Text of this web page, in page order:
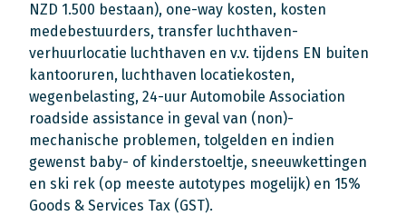
NZD 1.500 bestaan), one-way kosten, kosten
medebestuurders, transfer luchthaven-
verhuurlocatie luchthaven en v.v. tijdens EN buiten
kantooruren, luchthaven locatiekosten,
wegenbelasting, 24-uur Automobile Association
roadside assistance in geval van (non)-
mechanische problemen, tolgelden en indien
gewenst baby- of kinderstoeltje, sneeuwkettingen
en ski rek (op meeste autotypes mogelijk) en 15%
Goods & Services Tax (GST).